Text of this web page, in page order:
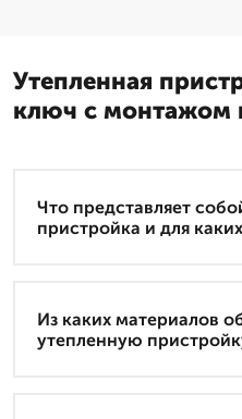
Утепленная
ключ с монтажом
Что представляет
пристройка и для
Из каких материалов
утепленную